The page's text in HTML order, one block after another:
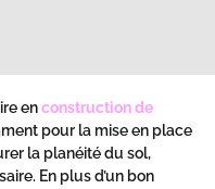
enconstruction de
pour la mise en place
la planéité du sol,
En plus d’un bon